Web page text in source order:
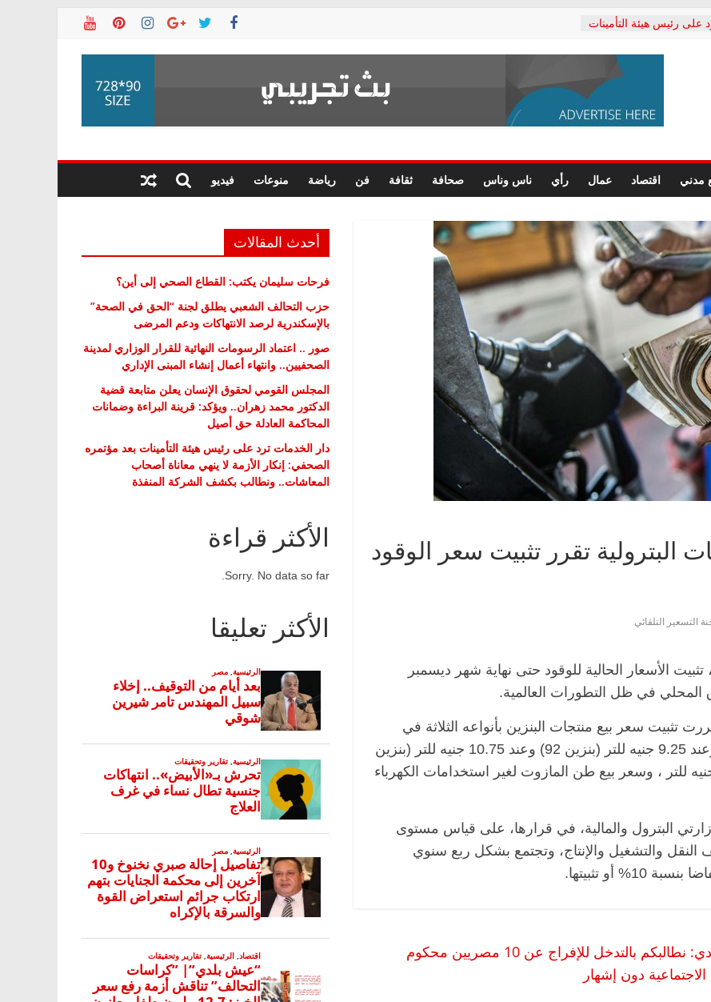
على رئيس هيئة التأمينات
المعاشات.. ونطالب بكشف
يكتب: القطاع الصحي إلى
يطلق لجنة “الحق
النهائية للقرار
وانتهاء أعمال
محمد زهران.. ويؤكد:
المحاكمة العادلة
مدني اقتصاد عمال رأي ناس وناس صحافة ثقافة فن رياضة منوعات فيديو
البترولية تقرر تثبيت سعر الوقود
التسعير التلقائي
تثبيت الأسعار الحالية للوقود حتى نهاية شهر ديسمبر
المحلي في ظل التطورات العالمية.
تثبيت سعر بيع منتجات البنزين بأنواعه الثلاثة في
السوق المحلية عند 8.00 جنيه للتر (بنزين 80) وعند 9.25 جنيه للتر (بنزين 92) وعند 10.75 جنيه للتر (بنزين
، كما قررت تثبيت سعر السولار عند 7.25 جنيه للتر ، وسعر بيع طن المازوت لغير استخدامات الكهرباء
البترول والمالية، في قرارها، على قياس مستوى
النقل والتشغيل والإنتاج، وتجتمع بشكل ربع سنوي
أو تثبيتها.
النادي النوبي في خطاب لوزير الطاقة السعودي: نطالبكم بالتدخل للإفراج عن 10 مصريين محكوم
دون إشهار
أحدث المقالات
فرحات سليمان يكتب: القطاع الصحي إلى أين؟
حزب التحالف الشعبي يطلق لجنة “الحق في الصحة”
بالإسكندرية لرصد الانتهاكات ودعم المرضى
صور .. اعتماد الرسومات النهائية للقرار الوزاري لمدينة
الصحفيين.. وانتهاء أعمال إنشاء المبنى الإداري
المجلس القومي لحقوق الإنسان يعلن متابعة قضية
الدكتور محمد زهران.. ويؤكد: قرينة البراءة وضمانات
المحاكمة العادلة حق أصيل
دار الخدمات ترد على رئيس هيئة التأمينات بعد مؤتمره
الصحفي: إنكار الأزمة لا ينهي معاناة أصحاب
المعاشات.. ونطالب بكشف الشركة المنفذة
الأكثر قراءة
Sorry. No data so far.
الأكثر تعليقا